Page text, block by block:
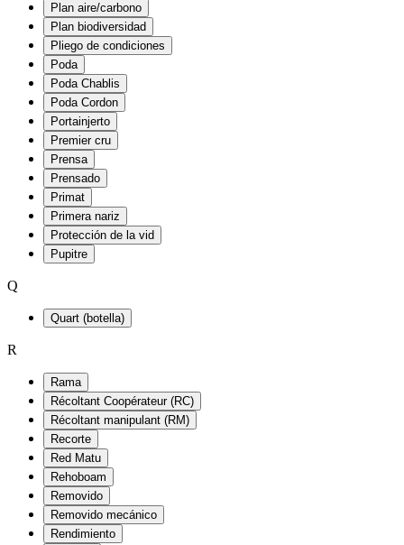
Plan aire/carbono
Plan biodiversidad
Pliego de condiciones
Poda
Poda Chablis
Poda Cordon
Portainjerto
Premier cru
Prensa
Prensado
Primat
Primera nariz
Protección de la vid
Pupitre
Q
Quart (botella)
R
Rama
Récoltant Coopérateur (RC)
Récoltant manipulant (RM)
Recorte
Red Matu
Rehoboam
Removido
Removido mecánico
Rendimiento